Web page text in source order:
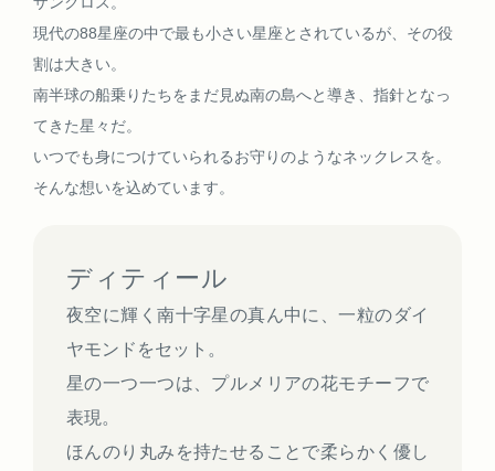
現代の88星座の中で最も小さい星座とされているが、その役
割は大きい。
南半球の船乗りたちをまだ見ぬ南の島へと導き、指針となっ
てきた星々だ。
いつでも身につけていられるお守りのようなネックレスを。
そんな想いを込めています。
ディティール
夜空に輝く南十字星の真ん中に、一粒のダイ
ヤモンドをセット。
星の一つ一つは、プルメリアの花モチーフで
表現。
ほんのり丸みを持たせることで柔らかく優し